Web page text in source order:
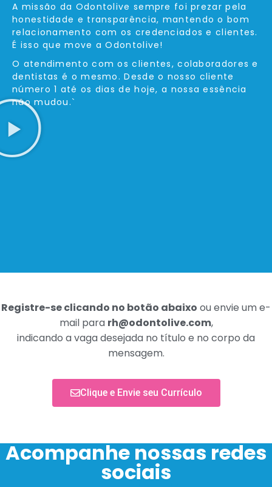
A missão da Odontolive sempre foi prezar pela
honestidade e transparência, mantendo o bom
relacionamento com os credenciados e clientes.
É isso que move a Odontolive!
O atendimento com os clientes, colaboradores e
dentistas é o mesmo. Desde o nosso cliente
número 1 até os dias de hoje, a nossa essência
não mudou.`
Registre-se clicando no botão abaixo ou envie um e-
mail para rh@odontolive.com,
indicando a vaga desejada no título e no corpo da
mensagem.
Clique e Envie seu Currículo
Acompanhe nossas redes
sociais